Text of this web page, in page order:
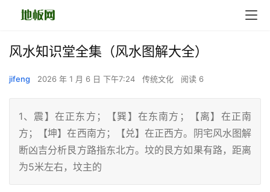
风水知识堂全集（风水图解大全）
jifeng 2026 年 1 月 6 日 下午7:24 传统文化 阅读 6
1、震】在正东方；【巽】在东南方；【离】在正南
方；【坤】在西南方；【兑】在正西方。阴宅风水图解
断凶吉分析艮方路指东北方。坟的艮方如果有路，距离
为5米左右，坟主的